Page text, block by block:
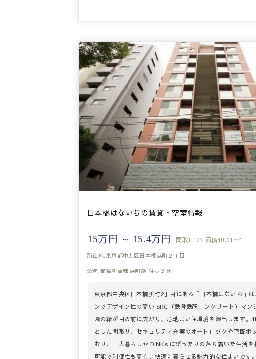
日本橋はないちの賃貸・空室情報
15万円 ～ 15.4万円 間取1LDK 面積40.01m²
所在地:東京都中央区日本橋浜町２丁目
交通:都営新宿線 浜町駅 徒歩３分
東京都中央区日本橋浜町2丁目にある「日本橋はないち」は
ンでデザイン性の高い SRC（鉄骨鉄筋コンクリート）マン
園の緑が目の前に広がり、心地よい住環境を演出します。
とした間取り、セキュリティ充実のオートロックや宅配ボ
おり、一人暮らしや DINKs にぴったりの落ち着いた生活を
可能で利便性も高く、快適に暮らせる魅力的な住まいです。